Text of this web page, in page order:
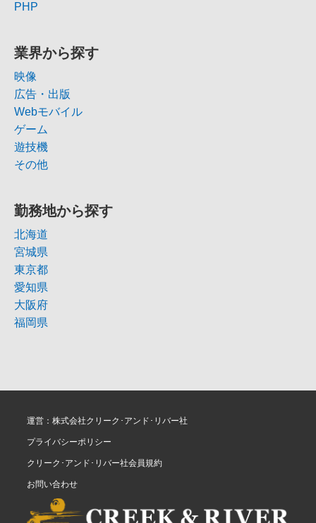
PHP
業界から探す
映像
広告・出版
Webモバイル
ゲーム
遊技機
その他
勤務地から探す
北海道
宮城県
東京都
愛知県
大阪府
福岡県
運営：株式会社クリーク･アンド･リバー社
プライバシーポリシー
クリーク･アンド･リバー社会員規約
お問い合わせ